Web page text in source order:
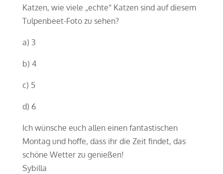
Katzen, wie viele „echte“ Katzen sind auf diesem
Tulpenbeet-Foto zu sehen?
a) 3
b) 4
c) 5
d) 6
Ich wünsche euch allen einen fantastischen
Montag und hoffe, dass ihr die Zeit findet, das
schöne Wetter zu genießen!
Sybilla